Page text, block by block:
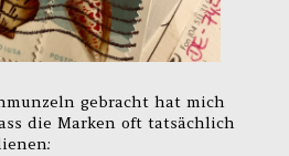
gebracht hat mich
die Marken oft tatsächlich